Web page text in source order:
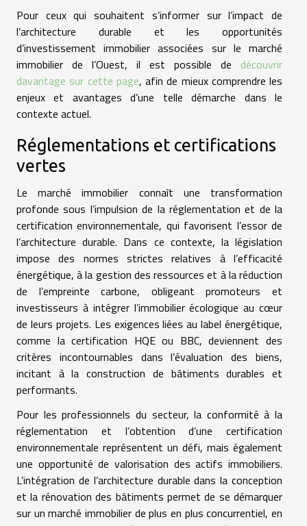
Pour ceux qui souhaitent s’informer sur l’impact de
l’architecture durable et les opportunités
d’investissement immobilier associées sur le marché
immobilier de l’Ouest, il est possible de découvrir
davantage sur cette page, afin de mieux comprendre les
enjeux et avantages d’une telle démarche dans le
contexte actuel.
Réglementations et certifications
vertes
Le marché immobilier connaît une transformation
profonde sous l’impulsion de la réglementation et de la
certification environnementale, qui favorisent l’essor de
l’architecture durable. Dans ce contexte, la législation
impose des normes strictes relatives à l’efficacité
énergétique, à la gestion des ressources et à la réduction
de l’empreinte carbone, obligeant promoteurs et
investisseurs à intégrer l’immobilier écologique au cœur
de leurs projets. Les exigences liées au label énergétique,
comme la certification HQE ou BBC, deviennent des
critères incontournables dans l’évaluation des biens,
incitant à la construction de bâtiments durables et
performants.
Pour les professionnels du secteur, la conformité à la
réglementation et l’obtention d’une certification
environnementale représentent un défi, mais également
une opportunité de valorisation des actifs immobiliers.
L’intégration de l’architecture durable dans la conception
et la rénovation des bâtiments permet de se démarquer
sur un marché immobilier de plus en plus concurrentiel, en